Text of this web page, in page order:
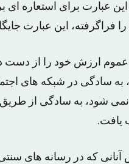
عبارت برای استعاره
فراگرفته، این عبارت
ارزش خود را از دست
به سادگی در شبکه های
نمی شود، به سادگی از
یافت.
که در رسانه های